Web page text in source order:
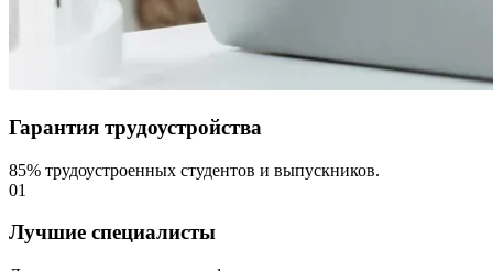
Гарантия трудоустройства
85% трудоустроенных студентов и выпускников.
01
Лучшие специалисты